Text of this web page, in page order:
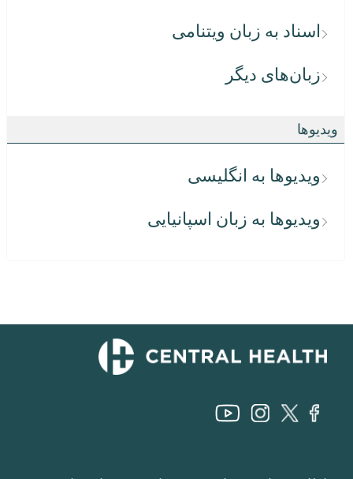
اسناد به زبان ویتنامی
زبان‌های دیگر
ویدیوها
ویدیوها به انگلیسی
ویدیوها به زبان اسپانیایی